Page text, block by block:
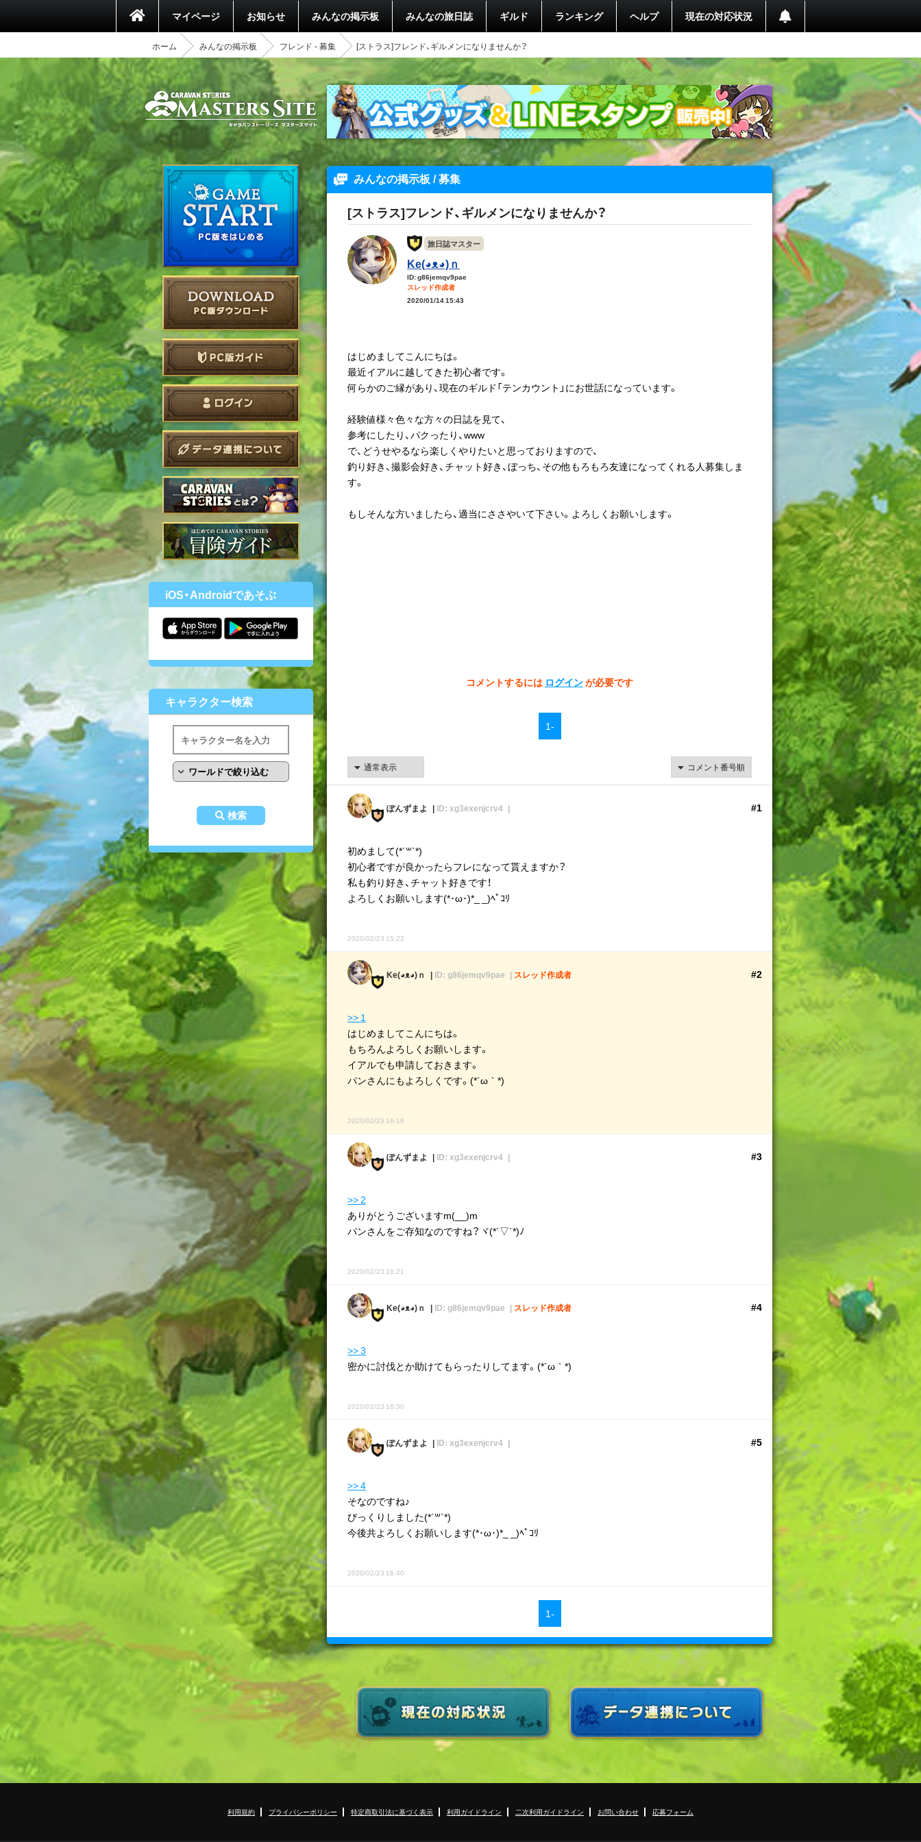
マイページ お知らせ みんなの掲示板 みんなの旅日誌 ギルド ランキング ヘルプ 現在の対応状況
ホーム みんなの掲示板 フレンド - 募集 [ストラス]フレンド、ギルメンになりませんか？
iOS・Androidであそぶ
キャラクター検索
検索
みんなの掲示板 / 募集
[ストラス]フレンド、ギルメンになりませんか？
旅日誌マスター
Ke(◕ᴥ◕)ｎ
ID: g86jemqv9pae
スレッド作成者
2020/01/14 15:43
はじめましてこんにちは。
最近イアルに越してきた初心者です。
何らかのご縁があり、現在のギルド「テンカウント」にお世話になっています。
経験値様々色々な方々の日誌を見て、
参考にしたり、パクったり、www
で、どうせやるなら楽しくやりたいと思っておりますので、
釣り好き、撮影会好き、チャット好き、ぼっち、その他もろもろ友達になってくれる人募集しま
す。
もしそんな方いましたら、適当にささやいて下さい。よろしくお願いします。
コメントするには ログインが必要です
1-
ぽんずまよ ID: xg3exenjcrv4 #1
初めまして(*´꒳`*)
初心者ですが良かったらフレになって貰えますか？
私も釣り好き、チャット好きです！
よろしくお願いします(*･ω･)*_ _)ﾍﾟｺﾘ
2020/02/23 15:22
Ke(◕ᴥ◕)ｎ ID: g86jemqv9pae スレッド作成者 #2
>> 1
はじめましてこんにちは。
もちろんよろしくお願いします。
イアルでも申請しておきます。
パンさんにもよろしくです。(*´ω｀*)
2020/02/23 16:18
ぽんずまよ ID: xg3exenjcrv4 #3
>> 2
ありがとうございますm(__)m
パンさんをご存知なのですね？ヾ(*´▽`*)ﾉ
2020/02/23 16:21
Ke(◕ᴥ◕)ｎ ID: g86jemqv9pae スレッド作成者 #4
>> 3
密かに討伐とか助けてもらったりしてます。(*´ω｀*)
2020/02/23 16:30
ぽんずまよ ID: xg3exenjcrv4 #5
>> 4
そなのですね♪
びっくりしました(*´꒳`*)
今後共よろしくお願いします(*･ω･)*_ _)ﾍﾟｺﾘ
2020/02/23 16:40
1-
利用規約 プライバシーポリシー 特定商取引法に基づく表示 利用ガイドライン 二次利用ガイドライン お問い合わせ 応募フォーム